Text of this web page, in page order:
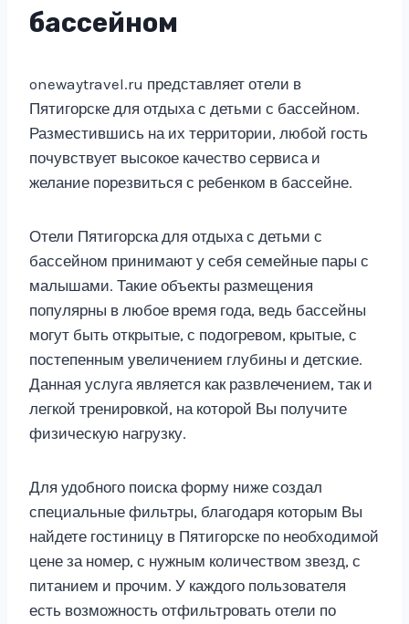
бассейном
onewaytravel.ru представляет отели в
Пятигорске для отдыха с детьми с бассейном.
Разместившись на их территории, любой гость
почувствует высокое качество сервиса и
желание порезвиться с ребенком в бассейне.
Отели Пятигорска для отдыха с детьми с
бассейном принимают у себя семейные пары с
малышами. Такие объекты размещения
популярны в любое время года, ведь бассейны
могут быть открытые, с подогревом, крытые, с
постепенным увеличением глубины и детские.
Данная услуга является как развлечением, так и
легкой тренировкой, на которой Вы получите
физическую нагрузку.
Для удобного поиска форму ниже создал
специальные фильтры, благодаря которым Вы
найдете гостиницу в Пятигорске по необходимой
цене за номер, с нужным количеством звезд, с
питанием и прочим. У каждого пользователя
есть возможность отфильтровать отели по